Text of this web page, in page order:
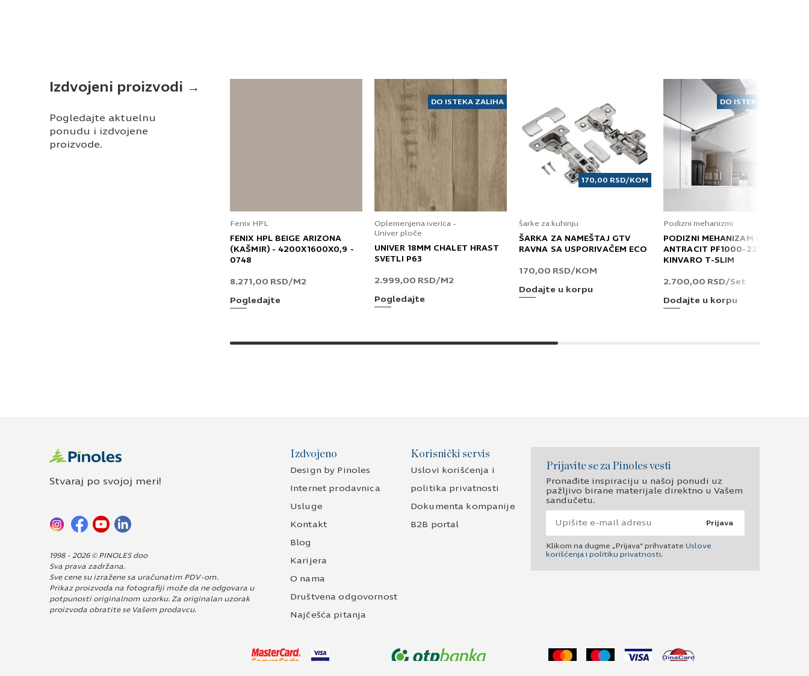
Izdvojeni proizvodi →
Pogledajte aktuelnu
ponudu i izdvojene
proizvode.
Fenix HPL
FENIX HPL BEIGE ARIZONA
(KAŠMIR) - 4200X1600X0,9 -
0748
8.271,00 RSD/M2
Pogledajte
DO ISTEKA ZALIHA
Oplemenjena iverica -
Univer ploče
UNIVER 18MM CHALET HRAST
SVETLI P63
2.999,00 RSD/M2
Pogledajte
170,00 RSD/KOM
Šarke za kuhinju
ŠARKA ZA NAMEŠTAJ GTV
RAVNA SA USPORIVAČEM ECO
170,00 RSD/KOM
Dodajte u korpu
DO ISTEKA ZALIHA
Podizni mehanizmi
PODIZNI MEHANIZAM GRASS
ANTRACIT PF1000-2250 T
KINVARO T-SLIM
2.700,00 RSD/Set
Dodajte u korpu
Stvaraj po svojoj meri!
1998 - 2026 © PINOLES doo
Sva prava zadržana.
Sve cene su izražene sa uračunatim PDV-om.
Prikaz proizvoda na fotografiji može da ne odgovara u
potpunosti originalnom uzorku. Za originalan uzorak
proizvoda obratite se Vašem prodavcu.
Izdvojeno
Design by Pinoles
Internet prodavnica
Usluge
Kontakt
Blog
Karijera
O nama
Društvena odgovornost
Najčešća pitanja
Korisnički servis
Uslovi korišćenja i
politika privatnosti
Dokumenta kompanije
B2B portal
Prijavite se za Pinoles vesti
Pronađite inspiraciju u našoj ponudi uz
pažljivo birane materijale direktno u Vašem
sandučetu.
Prijava
Klikom na dugme „Prijava“ prihvatate Uslove
korišćenja i politiku privatnosti.